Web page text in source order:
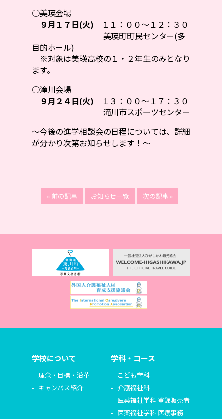
○美瑛会場
９月１７日(火) １１：００～１２：３０
美瑛町町民センター(多
目的ホール)
※対象は美瑛高校の１・２年生のみとなり
ます。
○滝川会場
９月２４日(火) １３：００～１７：３０
滝川市スポーツセンター
～今後の進学相談会の日程については、詳細
が分かり次第お知らせします！～
« 前の記事 お知らせ一覧 次の記事 »
学校について
理念・目標・沿革
キャンパス紹介
学科・コース
こども学科
介護福祉科
医薬福祉学科 登録販売者
医薬福祉学科 医療事務